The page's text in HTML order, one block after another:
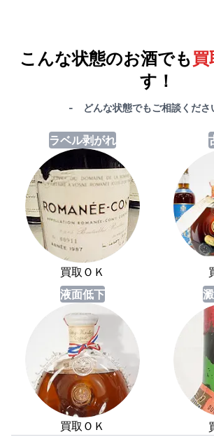
こんな状態のお酒でも買
す！
- どんな状態でもご相談くだ
ラベル剥がれ
買取ＯＫ
液面低下
買取ＯＫ